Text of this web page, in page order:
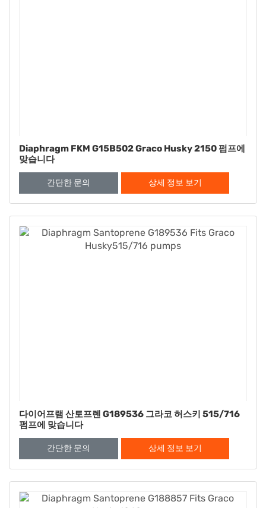
Diaphragm FKM G15B502 Graco Husky 2150 펌프에
맞습니다
간단한 문의 상세 정보 보기
다이어프램 산토프렌 G189536 그라코 허스키 515/716
펌프에 맞습니다
간단한 문의 상세 정보 보기